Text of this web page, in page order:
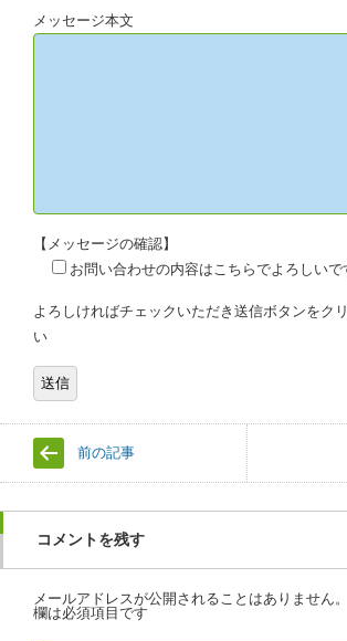
メッセージ本文
【メッセージの確認】
お問い合わせの内容はこちらでよろしいで
よろしければチェックいただき送信ボタンをク
い
前の記事
コメントを残す
メールアドレスが公開されることはありません。
欄は必須項目です